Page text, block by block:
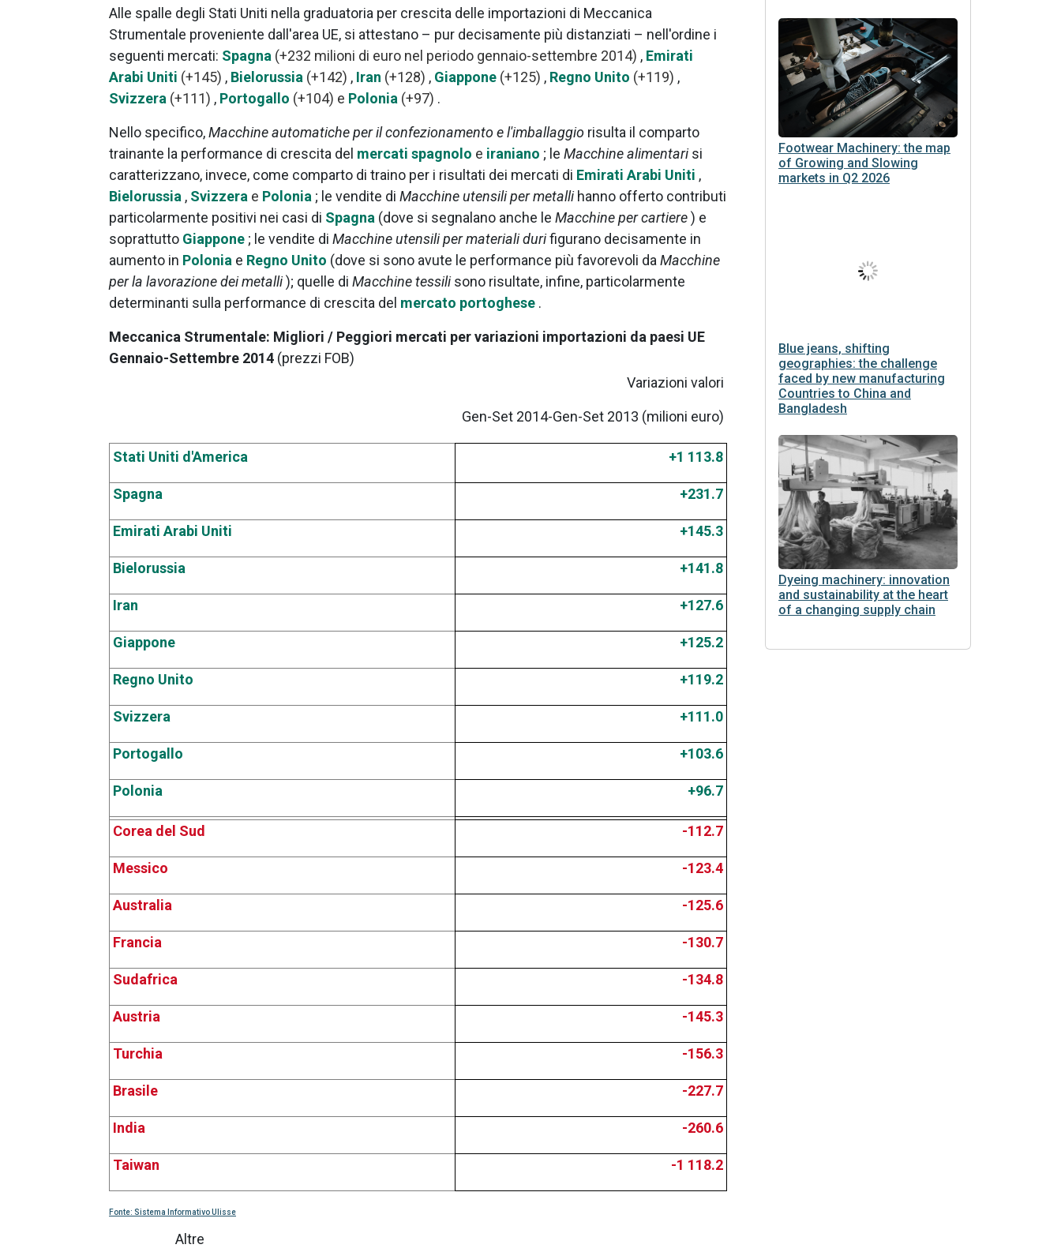
Alle spalle degli Stati Uniti nella graduatoria per crescita delle importazioni di Meccanica
Strumentale proveniente dall'area UE, si attestano – pur decisamente più distanziati – nell'ordine i
seguenti mercati: Spagna (+232 milioni di euro nel periodo gennaio-settembre 2014) , Emirati
Arabi Uniti (+145) , Bielorussia (+142) , Iran (+128) , Giappone (+125) , Regno Unito (+119) ,
Svizzera (+111) , Portogallo (+104) e Polonia (+97) .
Nello specifico,Macchine automatiche per il confezionamento e l'imballaggio risulta il comparto
trainante la performance di crescita del mercati spagnolo e iraniano ; le Macchine alimentarisi
caratterizzano, invece, come comparto di traino per i risultati dei mercati di Emirati Arabi Uniti ,
Bielorussia , Svizzera e Polonia ; le vendite di Macchine utensili per metalli hanno offerto contributi
particolarmente positivi nei casi di Spagna (dove si segnalano anche le Macchine per cartiere) e
soprattutto Giappone ; le vendite di Macchine utensili per materiali durifigurano decisamente in
aumento in Polonia e Regno Unito (dove si sono avute le performance più favorevoli daMacchine
per la lavorazione dei metalli); quelle di Macchine tessilisono risultate, infine, particolarmente
determinanti sulla performance di crescita del mercato portoghese .
Meccanica Strumentale: Migliori / Peggiori mercati per variazioni importazioni da paesi UE
Gennaio-Settembre 2014 (prezzi FOB)
Variazioni valori
Gen-Set 2014-Gen-Set 2013 (milioni euro)
Stati Uniti d'America +1 113.8
Spagna +231.7
Emirati Arabi Uniti +145.3
Bielorussia +141.8
Iran +127.6
Giappone +125.2
Regno Unito +119.2
Svizzera +111.0
Portogallo +103.6
Polonia +96.7
Corea del Sud -112.7
Messico -123.4
Australia -125.6
Francia -130.7
Sudafrica -134.8
Austria -145.3
Turchia -156.3
Brasile -227.7
India -260.6
Taiwan -1 118.2
Fonte: Sistema Informativo Ulisse
Altre
Footwear Machinery: the map
of Growing and Slowing
markets in Q2 2026
Blue jeans, shifting
geographies: the challenge
faced by new manufacturing
Countries to China and
Bangladesh
Dyeing machinery: innovation
and sustainability at the heart
of a changing supply chain